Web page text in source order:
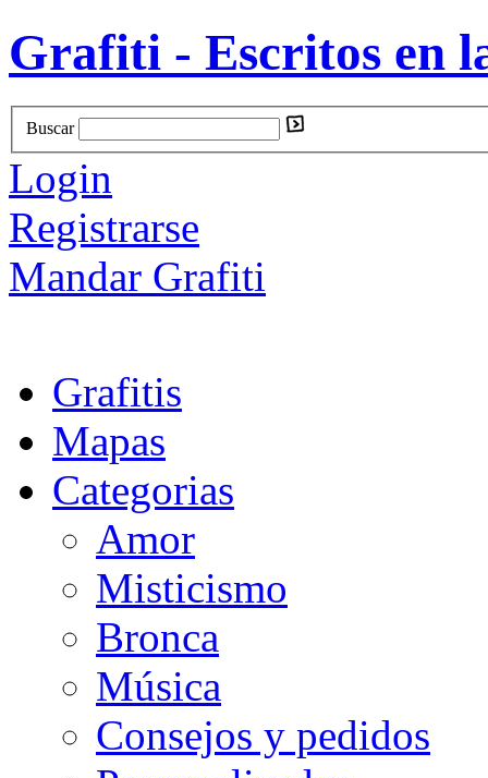
Grafiti - Escritos en
Buscar
Login
Registrarse
Mandar Grafiti
Grafitis
Mapas
Categorias
Amor
Misticismo
Bronca
Música
Consejos y pedidos